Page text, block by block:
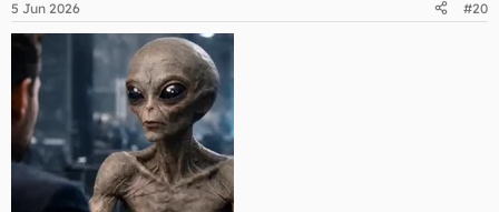
5 Jun 2026 #20